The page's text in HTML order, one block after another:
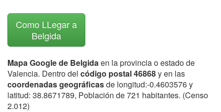
Como LLegar a
Belgida
Mapa Google de Belgidaen la provincia o estado de
Valencia. Dentro del código postal 46868y en las
coordenadas geográficasde longitud:-0.4603576 y
latitud: 38.8671789, Población de 721 habitantes. (Censo
2.012)